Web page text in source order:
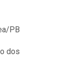
PB
dos